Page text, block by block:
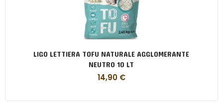
LIGO LETTIERA TOFU NATURALE AGGLOMERANTE
NEUTRO 10 LT
14,90 €